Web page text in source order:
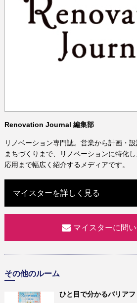
Renovation Journal 編集部
リノベーション専門誌。営業から計画・
まちづくりまで、リノベーションに特化
応用まで幅広く紹介するメディアです。
マイスターを詳しく見る
マイスターに問
その他のルーム
ひと目で分かるバリア